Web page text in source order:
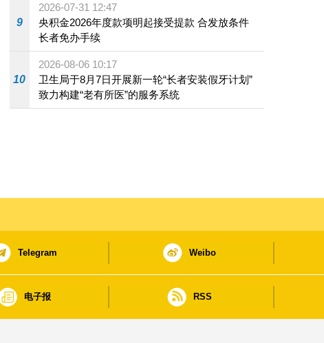
9
2026-07-31 12:47
央积金2026年度款项明起接受提款 合发放条件
长者免办手续
10
2026-08-06 10:17
卫生局于8月7日开展新一轮“长者安装假牙计划”
致力构建“老有所医”的服务系统
Telegram Weibo
电子报 RSS